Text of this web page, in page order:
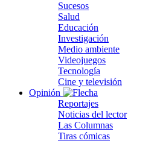
Sucesos
Salud
Educación
Investigación
Medio ambiente
Videojuegos
Tecnología
Cine y televisión
Opinión
Reportajes
Noticias del lector
Las Columnas
Tiras cómicas